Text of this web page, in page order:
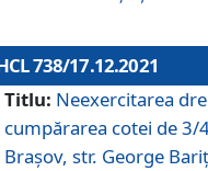
738/17.12.2021
Titlu: Neexercitarea
cumpărarea cotei de
Braşov, str. George